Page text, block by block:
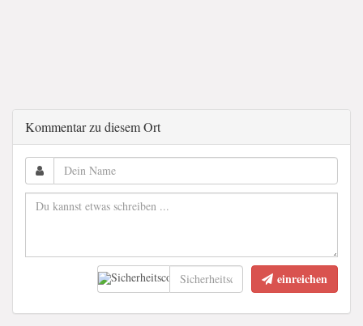
Kommentar zu diesem Ort
einreichen